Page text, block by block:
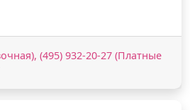
(495) 932-20-27 (Платные